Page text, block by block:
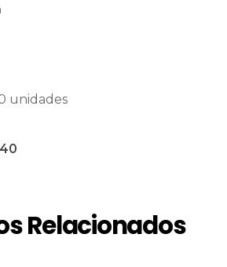
unidades
Relacionados